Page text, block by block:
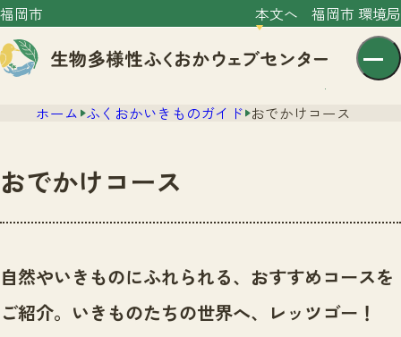
福岡市 本文へ 福岡市 環境局
センター紹介
センター紹介TOP
サイトポリシー
ニュース
いきものガイド
ホーム ふくおかいきものガイド おでかけコース
おでかけコース
自然やいきものにふれられる、おすすめコースを
ご紹介。いきものたちの世界へ、レッツゴー！